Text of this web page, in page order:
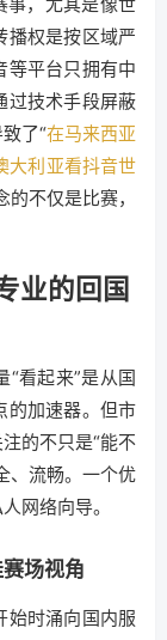
播权是按区域严
等平台只拥有中
过技术手段屏蔽
了“在马来西亚
大利亚看抖音世
不仅是比赛，
业的回国
看起来”是从国
的加速器。但市
的不只是“能不
、流畅。一个优
网络向导。
场视角
始时涌向国内服